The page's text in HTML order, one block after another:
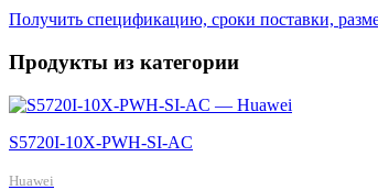
Получить спецификацию, сроки поставки,
Продукты из категории
S5720I-10X-PWH-SI-AC
Huawei